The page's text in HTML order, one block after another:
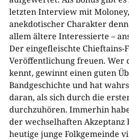
letzten Interview mit
anekdotischer Charakter
allem ältere Interessierte –
Der eingefleischte Chieftains-
Veröffentlichung freuen. Wer
kennt, gewinnt einen guten
Bandgeschichte und hat
daran, als sich durch die
durchzuhören. Immerhin
der wechselhaften Akzeptanz
heutige junge Folkgemeinde